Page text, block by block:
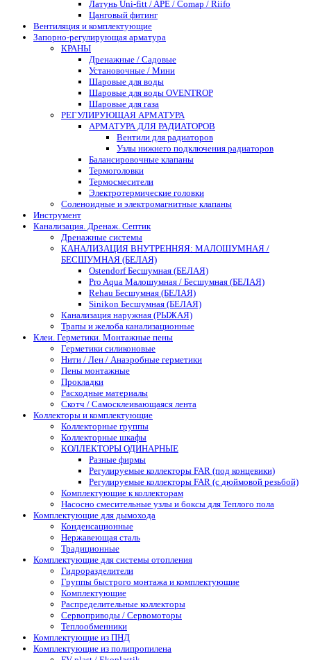
Латунь Uni-fitt / APE / Comap / Riifo
Цанговый фитинг
Вентиляция и комплектующие
Запорно-регулирующая арматура
КРАНЫ
Дренажные / Садовые
Установочные / Мини
Шаровые для воды
Шаровые для воды OVENTROP
Шаровые для газа
РЕГУЛИРУЮЩАЯ АРМАТУРА
АРМАТУРА ДЛЯ РАДИАТОРОВ
Вентили для радиаторов
Узлы нижнего подключения радиаторов
Балансировочные клапаны
Термоголовки
Термосмесители
Электротермические головки
Соленоидные и электромагнитные клапаны
Инструмент
Канализация. Дренаж. Септик
Дренажные системы
КАНАЛИЗАЦИЯ ВНУТРЕННЯЯ: МАЛОШУМНАЯ /
БЕСШУМНАЯ (БЕЛАЯ)
Ostendorf Бесшумная (БЕЛАЯ)
Pro Aqua Малошумная / Бесшумная (БЕЛАЯ)
Rehau Бесшумная (БЕЛАЯ)
Sinikon Бесшумная (БЕЛАЯ)
Канализация наружная (РЫЖАЯ)
Трапы и желоба канализационные
Клеи. Герметики. Монтажные пены
Герметики силиконовые
Нити / Лен / Анаэробные герметики
Пены монтажные
Прокладки
Расходные материалы
Скотч / Самосклеивающаяся лента
Коллекторы и комплектующие
Коллекторные группы
Коллекторные шкафы
КОЛЛЕКТОРЫ ОДИНАРНЫЕ
Разные фирмы
Регулируемые коллекторы FAR (под концевики)
Регулируемые коллекторы FAR (с дюймовой резьбой)
Комплектующие к коллекторам
Насосно смесительные узлы и боксы для Теплого пола
Комплектующие для дымохода
Конденсационные
Нержавеющая сталь
Традиционные
Комплектующие для системы отопления
Гидроразделители
Группы быстрого монтажа и комплектующие
Комплектующие
Распределительные коллекторы
Сервоприводы / Сервомоторы
Теплообменники
Комплектующие из ПНД
Комплектующие из полипропилена